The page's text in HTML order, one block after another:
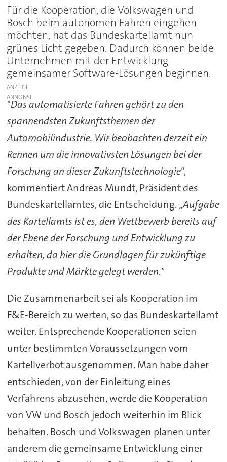
Für die Kooperation, die Volkswagen und
Bosch beim autonomen Fahren eingehen
möchten, hat das Bundeskartellamt nun
grünes Licht gegeben. Dadurch können beide
Unternehmen mit der Entwicklung
gemeinsamer Software-Lösungen beginnen.
ANZEIGE
"Das automatisierte Fahren gehört zu den
spannendsten Zukunftsthemen der
Automobilindustrie. Wir beobachten derzeit ein
Rennen um die innovativsten Lösungen bei der
Forschung an dieser Zukunftstechnologie“,
kommentiert Andreas Mundt, Präsident des
Bundeskartellamtes, die Entscheidung. „Aufgabe
des Kartellamts ist es, den Wettbewerb bereits auf
der Ebene der Forschung und Entwicklung zu
erhalten, da hier die Grundlagen für zukünftige
Produkte und Märkte gelegt werden."
Die Zusammenarbeit sei als Kooperation im
F&E-Bereich zu werten, so das Bundeskartellamt
weiter. Entsprechende Kooperationen seien
unter bestimmten Voraussetzungen vom
Kartellverbot ausgenommen. Man habe daher
entschieden, von der Einleitung eines
Verfahrens abzusehen, werde die Kooperation
von VW und Bosch jedoch weiterhin im Blick
behalten. Bosch und Volkswagen planen unter
anderem die gemeinsame Entwicklung einer